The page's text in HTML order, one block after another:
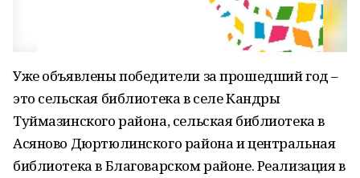
Уже объявлены победители за прошедший год –
это сельская библиотека в селе Кандры
Туймазинского района, сельская библиотека в
Асяново Дюртюлинского района и центральная
библиотека в Благоварском районе. Реализация в